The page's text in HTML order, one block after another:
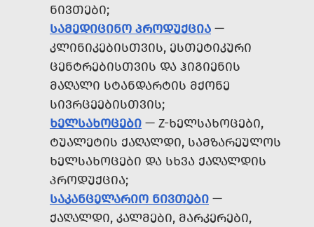
ᲜᲘᲕᲗᲔᲑᲘ;
ᲡᲐᲛᲔᲓᲘᲪᲘᲜᲝ ᲞᲠᲝᲓᲣᲥᲪᲘᲐ —
ᲙᲚᲘᲜᲘᲙᲔᲑᲘᲡᲗᲕᲘᲡ, ᲔᲡᲗᲔᲢᲘᲙᲣᲠᲘ
ᲪᲔᲜᲢᲠᲔᲑᲘᲡᲗᲕᲘᲡ ᲓᲐ ᲰᲘᲒᲘᲔᲜᲘᲡ
ᲛᲐᲦᲐᲚᲘ ᲡᲢᲐᲜᲓᲐᲠᲢᲘᲡ ᲛᲥᲝᲜᲔ
ᲡᲘᲕᲠᲪᲔᲔᲑᲘᲡᲗᲕᲘᲡ;
ᲮᲔᲚᲡᲐᲮᲝᲪᲔᲑᲘ — Z-ᲮᲔᲚᲡᲐᲮᲝᲪᲔᲑᲘ,
ᲢᲣᲐᲚᲔᲢᲘᲡ ᲥᲐᲦᲐᲚᲓᲘ, ᲡᲐᲛᲖᲐᲠᲔᲣᲚᲝᲡ
ᲮᲔᲚᲡᲐᲮᲝᲪᲔᲑᲘ ᲓᲐ ᲡᲮᲕᲐ ᲥᲐᲦᲐᲚᲓᲘᲡ
ᲞᲠᲝᲓᲣᲥᲪᲘᲐ;
ᲡᲐᲙᲐᲜᲪᲔᲚᲐᲠᲘᲝ ᲜᲘᲕᲗᲔᲑᲘ —
ᲥᲐᲦᲐᲚᲓᲘ, ᲙᲐᲚᲛᲔᲑᲘ, ᲛᲐᲠᲙᲔᲠᲔᲑᲘ,